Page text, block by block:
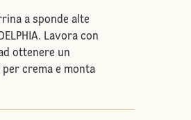
a sponde alte
Lavora con
ottenere un
crema e monta